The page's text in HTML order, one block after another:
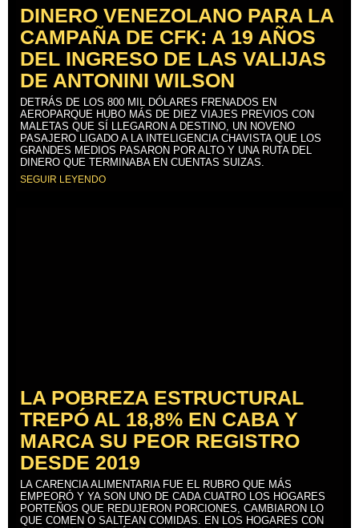
DINERO VENEZOLANO PARA LA
CAMPAÑA DE CFK: A 19 AÑOS
DEL INGRESO DE LAS VALIJAS
DE ANTONINI WILSON
DETRÁS DE LOS 800 MIL DÓLARES FRENADOS EN
AEROPARQUE HUBO MÁS DE DIEZ VIAJES PREVIOS CON
MALETAS QUE SÍ LLEGARON A DESTINO, UN NOVENO
PASAJERO LIGADO A LA INTELIGENCIA CHAVISTA QUE LOS
GRANDES MEDIOS PASARON POR ALTO Y UNA RUTA DEL
DINERO QUE TERMINABA EN CUENTAS SUIZAS.
SEGUIR LEYENDO
LA POBREZA ESTRUCTURAL
TREPÓ AL 18,8% EN CABA Y
MARCA SU PEOR REGISTRO
DESDE 2019
LA CARENCIA ALIMENTARIA FUE EL RUBRO QUE MÁS
EMPEORÓ Y YA SON UNO DE CADA CUATRO LOS HOGARES
PORTEÑOS QUE REDUJERON PORCIONES, CAMBIARON LO
QUE COMEN O SALTEAN COMIDAS. EN LOS HOGARES CON